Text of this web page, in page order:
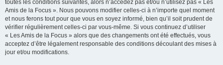
toutes les conditions suivantes, alors n’accédez pas et/ou n’utilisez pas « Les
Amis de la Focus ». Nous pouvons modifier celles-ci à n’importe quel moment
et nous ferons tout pour que vous en soyez informé, bien qu’il soit prudent de
vérifier régulièrement celles-ci par vous-même. Si vous continuez d’utiliser
« Les Amis de la Focus » alors que des changements ont été effectués, vous
acceptez d’être légalement responsable des conditions découlant des mises à
jour et/ou modifications.